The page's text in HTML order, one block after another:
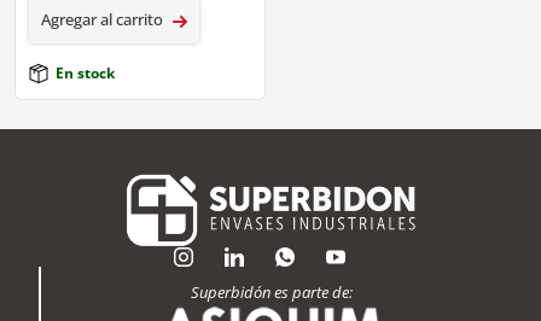
Agregar al carrito
En stock
Superbidón es parte de: